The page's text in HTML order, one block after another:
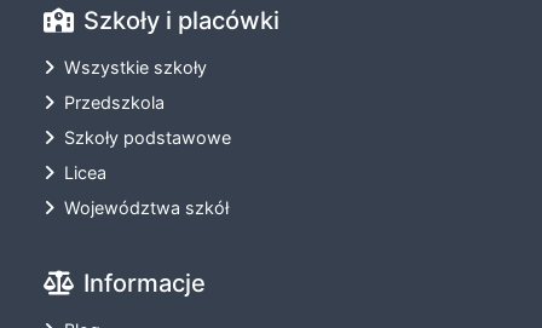
Szkoły i placówki
Wszystkie szkoły
Przedszkola
Szkoły podstawowe
Licea
Województwa szkół
Informacje